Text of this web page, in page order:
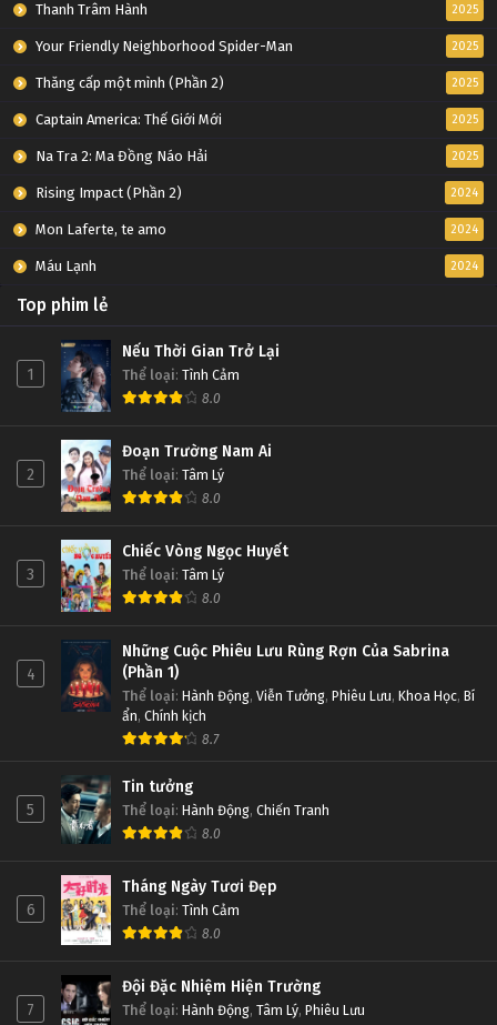
Thanh Trâm Hành 2025
Your Friendly Neighborhood Spider-Man 2025
Thăng cấp một mình (Phần 2) 2025
Captain America: Thế Giới Mới 2025
Na Tra 2: Ma Đồng Náo Hải 2025
Rising Impact (Phần 2) 2024
Mon Laferte, te amo 2024
Máu Lạnh 2024
Top phim lẻ
1
Nếu Thời Gian Trở Lại
Thể loại: Tình Cảm
8.0
2
Đoạn Trường Nam Ai
Thể loại: Tâm Lý
8.0
3
Chiếc Vòng Ngọc Huyết
Thể loại: Tâm Lý
8.0
4
Những Cuộc Phiêu Lưu Rùng Rợn Của Sabrina
(Phần 1)
Thể loại: Hành Động, Viễn Tưởng, Phiêu Lưu, Khoa Học, Bí
ẩn, Chính kịch
8.7
5
Tin tưởng
Thể loại: Hành Động, Chiến Tranh
8.0
6
Tháng Ngày Tươi Đẹp
Thể loại: Tình Cảm
8.0
7
Đội Đặc Nhiệm Hiện Trường
Thể loại: Hành Động, Tâm Lý, Phiêu Lưu